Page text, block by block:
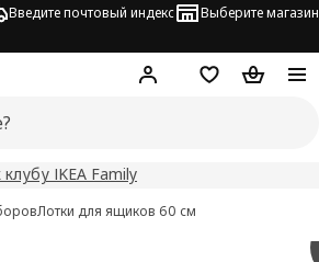
Введите почтовый индекс Выберите магазин
Hej! ВойтиСписокКорзина
IKEA Family
Лотки для ящиков 60 см